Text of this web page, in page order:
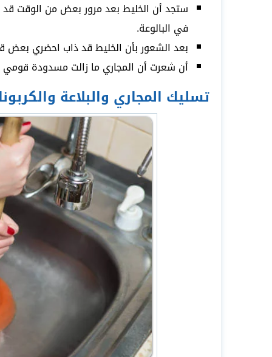
في البالوعة.
بعد الشعور بأن الخليط قد ذاب احضري بعض
أن شعرت أن المجاري ما زالت مسدودة قومي
تسليك المجاري والبلاعة